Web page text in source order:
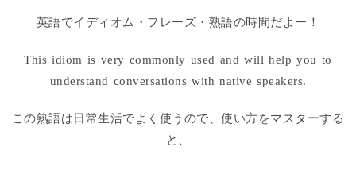
英語でイディオム・フレーズ・熟語の時間だよー！
This idiom is very commonly used and will help you to
understand conversations with native speakers.
この熟語は日常生活でよく使うので、使い方をマスターする
と、